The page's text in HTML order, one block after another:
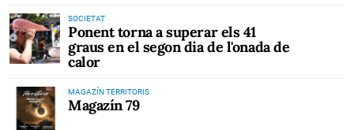
SOCIETAT
Ponent torna a superar els 41
graus en el segon dia de l'onada de
calor
MAGAZÍN TERRITORIS
Magazín 79